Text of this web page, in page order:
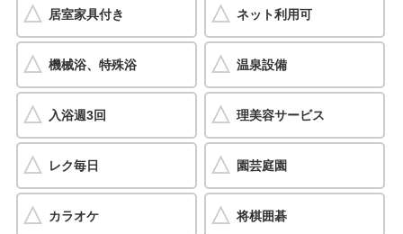
居室家具付き ネット利用可
機械浴、特殊浴 温泉設備
入浴週3回 理美容サービス
レク毎日 園芸庭園
カラオケ 将棋囲碁